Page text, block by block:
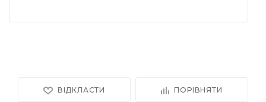
ВІДКЛАСТИ ПОРІВНЯТИ